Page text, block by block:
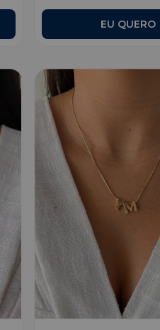
EU QUERO